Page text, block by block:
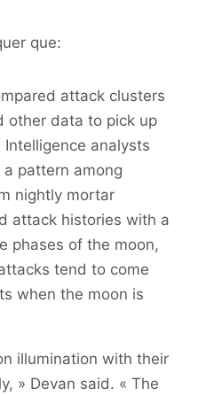
que:
attack clusters
other data to pick up
analysts
pattern among
nightly mortar
attack histories with a
phases of the moon,
tend to come
when the moon is
illumination with their
» Devan said. « The